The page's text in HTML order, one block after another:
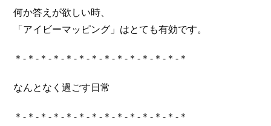
何か答えが欲しい時、
「アイビーマッピング」はとても有効です。
＊-＊-＊-＊-＊-＊-＊-＊-＊-＊-＊-＊-＊-＊
なんとなく過ごす日常
＊-＊-＊-＊-＊-＊-＊-＊-＊-＊-＊-＊-＊-＊